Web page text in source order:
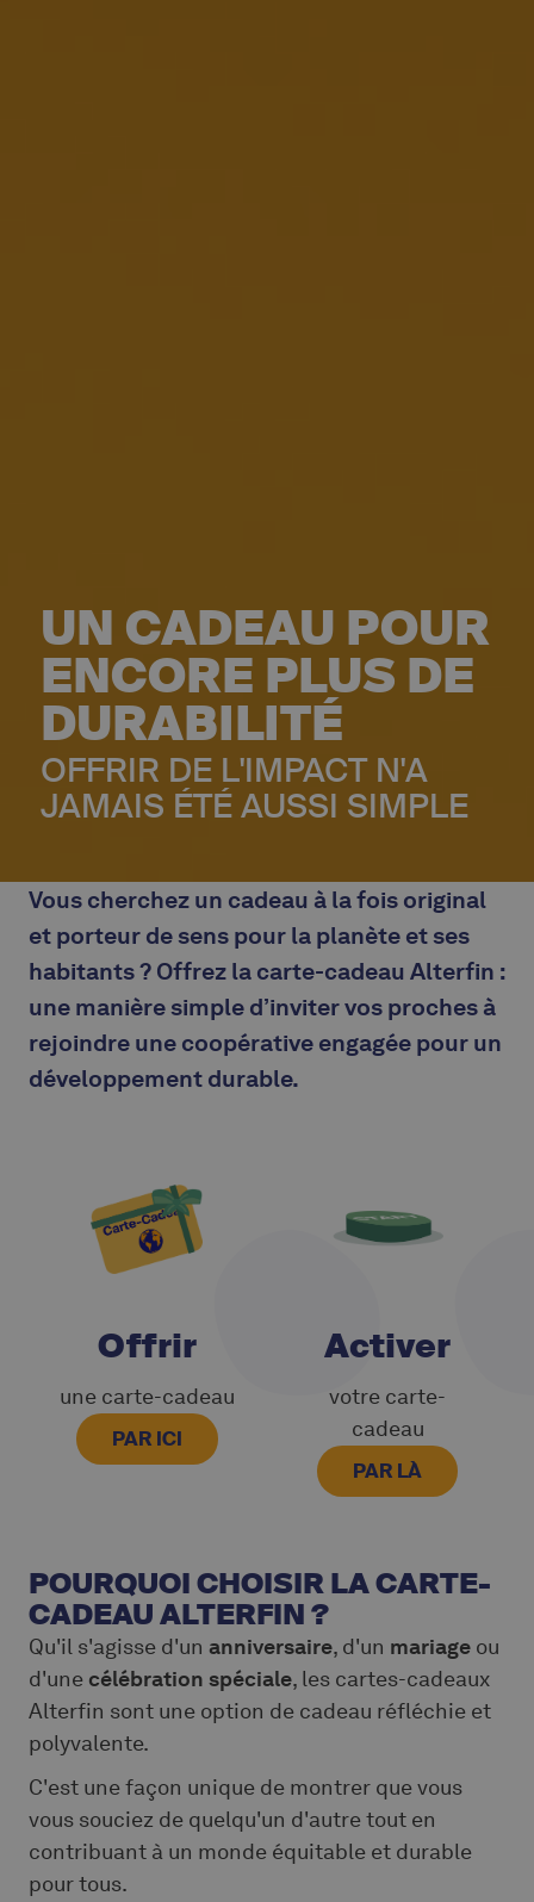
UN CADEAU POUR
ENCORE PLUS DE
DURABILITÉ
OFFRIR DE L'IMPACT N'A
JAMAIS ÉTÉ AUSSI SIMPLE
Vous cherchez un cadeau à la fois original
et porteur de sens pour la planète et ses
habitants ? Offrez la carte-cadeau Alterfin :
une manière simple d’inviter vos proches à
rejoindre une coopérative engagée pour un
développement durable.
Offrir
une carte-cadeau
PAR ICI
Activer
votre carte-
cadeau
PAR LÀ
POURQUOI CHOISIR LA CARTE-
CADEAU ALTERFIN ?
Qu'il s'agisse d'un anniversaire, d'un mariage ou
d'une célébration spéciale, les cartes-cadeaux
Alterfin sont une option de cadeau réfléchie et
polyvalente.
C'est une façon unique de montrer que vous
vous souciez de quelqu'un d'autre tout en
contribuant à un monde équitable et durable
pour tous.